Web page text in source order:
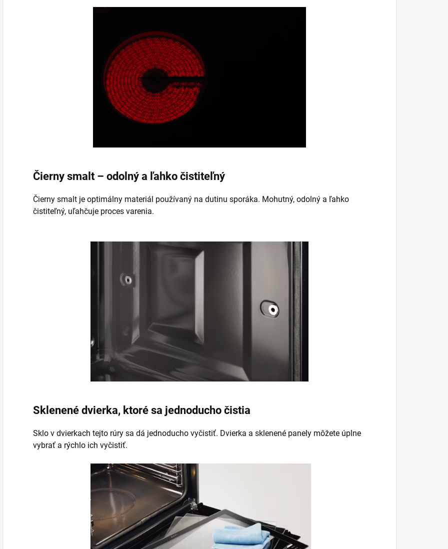
Čierny smalt – odolný a ľahko čistiteľný
Čierny smalt je optimálny materiál používaný na dutinu sporáka. Mohutný, odolný a ľahko
čistiteľný, uľahčuje proces varenia.
Sklenené dvierka, ktoré sa jednoducho čistia
Sklo v dvierkach tejto rúry sa dá jednoducho vyčistiť. Dvierka a sklenené panely môžete úplne
vybrať a rýchlo ich vyčistiť.